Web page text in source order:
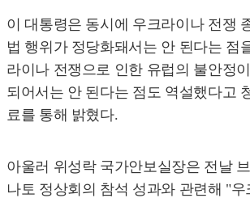
이 대통령은 동시에 우크라이나 전쟁
법 행위가 정당화돼서는 안 된다는 점
라이나 전쟁으로 인한 유럽의 불안정
되어서는 안 된다는 점도 역설했다고
료를 통해 밝혔다.
아울러 위성락 국가안보실장은 전날
나토 정상회의 참석 성과와 관련해 "